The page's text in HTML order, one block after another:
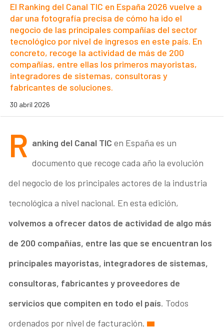
El Ranking del Canal TIC en España 2026 vuelve a
dar una fotografía precisa de cómo ha ido el
negocio de las principales compañías del sector
tecnológico por nivel de ingresos en este país. En
concreto, recoge la actividad de más de 200
compañías, entre ellas los primeros mayoristas,
integradores de sistemas, consultoras y
fabricantes de soluciones.
30 abril 2026
R anking del Canal TIC en España es un
documento que recoge cada año la evolución
del negocio de los principales actores de la industria
tecnológica a nivel nacional. En esta edición,
volvemos a ofrecer datos de actividad de algo más
de 200 compañías, entre las que se encuentran los
principales mayoristas, integradores de sistemas,
consultoras, fabricantes y proveedores de
servicios que compiten en todo el país. Todos
ordenados por nivel de facturación.